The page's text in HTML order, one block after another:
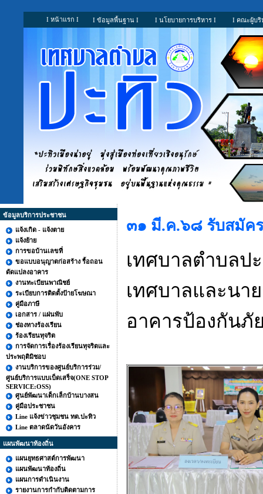
I หน้าแรก I I ข้อมูลพื้นฐาน I I นโยบายการบริหาร I I คณะผู้บริ
ข้อมูลบริการประชาชน
แจ้งเกิด - แจ้งตาย
แจ้งย้าย
การขอบ้านเลขที่
ขอแบบอนุญาตก่อสร้าง รื้อถอน
ดัดแปลงอาคาร
งานทะเบียนพาณิชย์
ระเบียบการติดตั้งป้ายโฆษณา
คู่มือภาษี
เอกสาร / แผ่นพับ
ช่องทางร้องเรียน
ร้องเรียนทุจริต
การจัดการเรื่องร้องเรียนทุจริตและ
ประพฤติมิชอบ
งานบริการของศูนย์บริการร่วม/
ศูนย์บริการแบบเบ็ดเสร็จ(ONE STOP
SERVICE:OSS)
ศูนย์พัฒนาเด็กเล็กบ้านบางสน
คู่มือประชาชน
Line แจ้งข่าวชุมชน ทต.ปะทิว
Line ตลาดนัดวันอังคาร
แผนพัฒนาท้องถิ่น
แผนยุทธศาสต์การพัฒนา
แผนพัฒนาท้องถิ่น
แผนการดำเนินงาน
รายงานการกำกับติดตามการ
๓๑ มี.ค.๖๘ รับสมัค
เทศบาลตำบลป
เทศบาลและนา
อาคารป้องกันภั